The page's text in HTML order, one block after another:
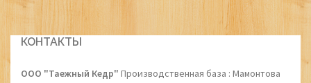
КОНТАКТЫ
ООО "Таежный Кедр" Производственная база : Мамонтова